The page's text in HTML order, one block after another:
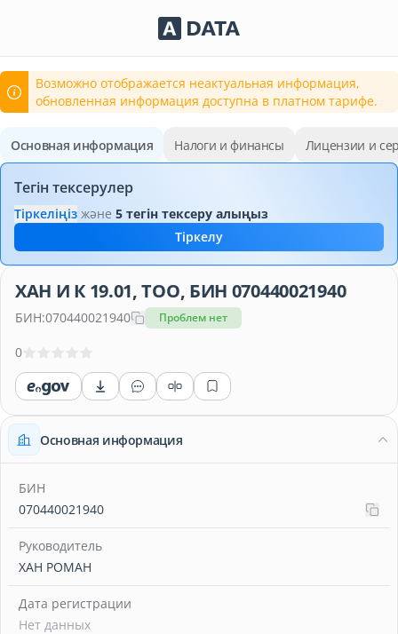
Сервисы Adata.kz
Возможно отображается неактуальная информация,
обновленная информация доступна в платном тарифе.
Основная информация Налоги и финансы Лицензии и
Тегін тексерулер
Тіркеліңіз және 5 тегін тексеру алыңыз
Тіркелу
ХАН И К 19.01, ТОО, БИН 070440021940
БИН:070440021940 Проблем нет
0
Основная информация
БИН
070440021940
Руководитель
ХАН РОМАН
Дата регистрации
Нет данных